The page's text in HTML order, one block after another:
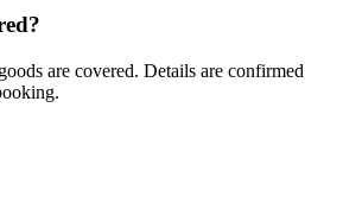
are covered. Details are confirmed